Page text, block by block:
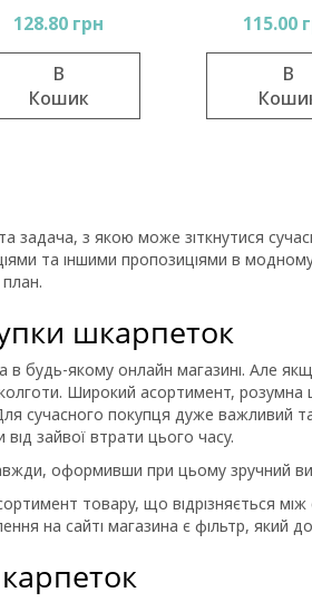
128.80 грн
В
Кошик
115.00
В
задача, з якою може зіткнутися
та іншими пропозиціями в модному
шкарпеток
в будь-якому онлайн магазині. Але
Широкий асортимент, розумна
сучасного покупця дуже
зайвої втрати цього часу.
оформивши при цьому зручний
товару, що відрізняється
на сайті магазина є фільтр, який